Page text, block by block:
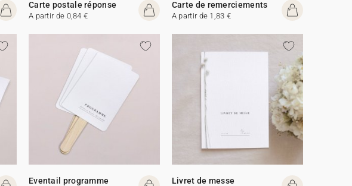
Carte postale réponse
A partir de 0,84 €
Carte de remerciements
A partir de 1,83 €
Eventail programme Livret de messe